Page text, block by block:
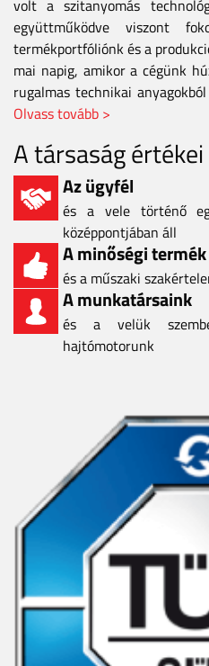
volt a szitanyomás
együttműködve viszont
termékportfóliónk és a
mai napig, amikor a cégünk
rugalmas technikai
Olvass tovább >
A társaság értékei
Az ügyfél
és a vele történő
középpontjában áll
A minőségi termék
és a műszaki
A munkatársaink
és a velük
hajtómotorunk